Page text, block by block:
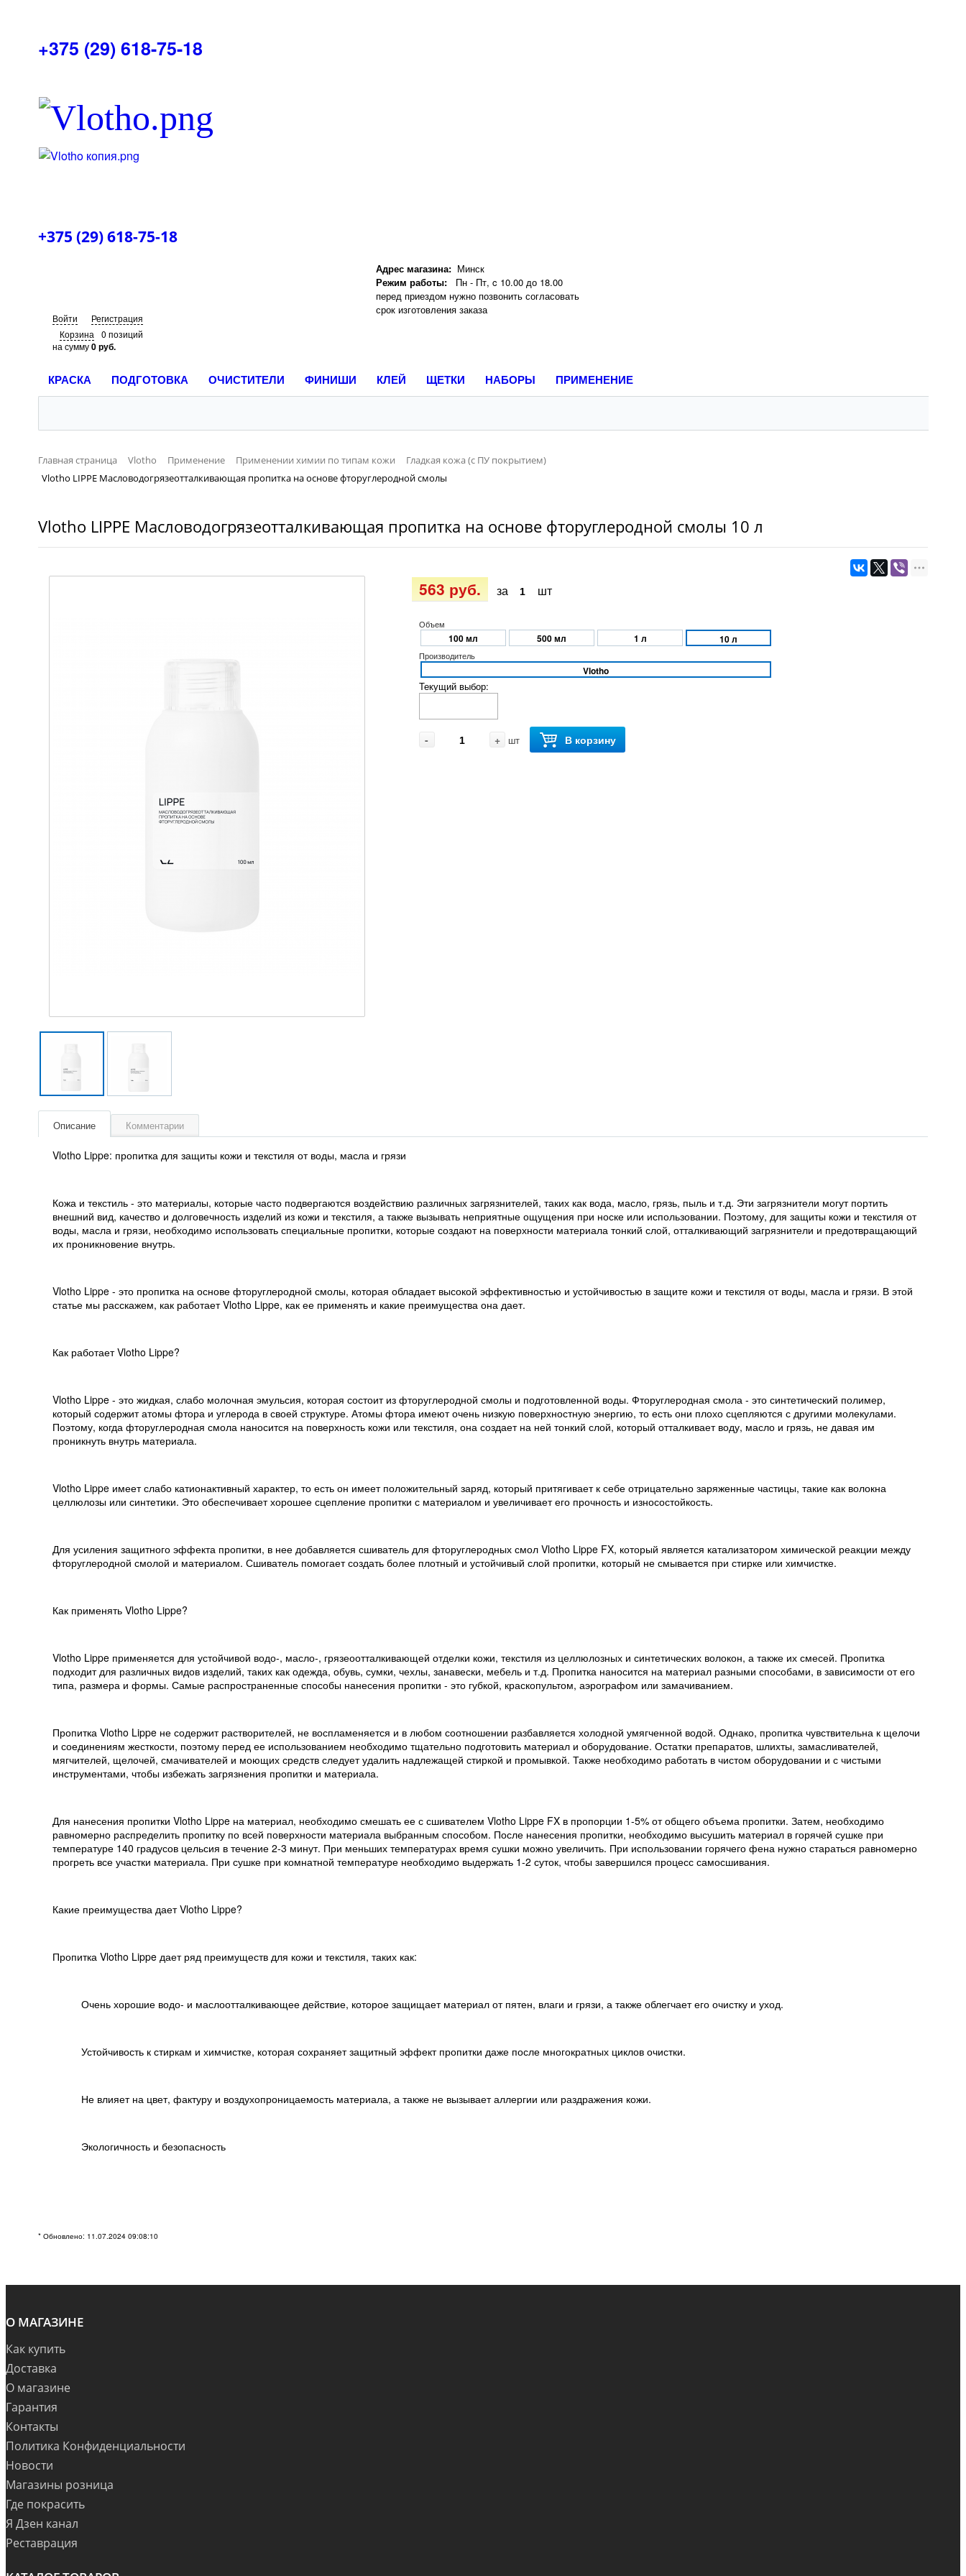
+375 (29) 618-75-18
+375 (29) 618-75-18
Адрес магазина: Минск
Режим работы: Пн - Пт, c 10.00 до 18.00
перед приездом нужно позвонить согласовать
срок изготовления заказа
Войти
Регистрация
Корзина
0 позиций
на сумму0 руб.
КРАСКА ПОДГОТОВКА ОЧИСТИТЕЛИ ФИНИШИ КЛЕЙ ЩЕТКИ НАБОРЫ ПРИМЕНЕНИЕ
Главная страница Vlotho Применение Применении химии по типам кожи
Гладкая кожа (с ПУ покрытием)
Vlotho LIPPE Масловодогрязеотталкивающая пропитка на основе фторуглеродной смолы
Vlotho LIPPE Масловодогрязеотталкивающая пропитка на основе фторуглеродной смолы 10 л
563 руб. за шт
Объем
100 мл 500 мл 1 л 10 л
Производитель
Vlotho
Текущий выбор:
- + шт В корзину
Описание Комментарии
Vlotho Lippe: пропитка для защиты кожи и текстиля от воды, масла и грязи
Кожа и текстиль - это материалы, которые часто подвергаются воздействию различных загрязнителей, таких как вода, масло, грязь, пыль и т.д. Эти загрязнители могут портить
внешний вид, качество и долговечность изделий из кожи и текстиля, а также вызывать неприятные ощущения при носке или использовании. Поэтому, для защиты кожи и текстиля от
воды, масла и грязи, необходимо использовать специальные пропитки, которые создают на поверхности материала тонкий слой, отталкивающий загрязнители и предотвращающий
их проникновение внутрь.
Vlotho Lippe - это пропитка на основе фторуглеродной смолы, которая обладает высокой эффективностью и устойчивостью в защите кожи и текстиля от воды, масла и грязи. В этой
статье мы расскажем, как работает Vlotho Lippe, как ее применять и какие преимущества она дает.
Как работает Vlotho Lippe?
Vlotho Lippe - это жидкая, слабо молочная эмульсия, которая состоит из фторуглеродной смолы и подготовленной воды. Фторуглеродная смола - это синтетический полимер,
который содержит атомы фтора и углерода в своей структуре. Атомы фтора имеют очень низкую поверхностную энергию, то есть они плохо сцепляются с другими молекулами.
Поэтому, когда фторуглеродная смола наносится на поверхность кожи или текстиля, она создает на ней тонкий слой, который отталкивает воду, масло и грязь, не давая им
проникнуть внутрь материала.
Vlotho Lippe имеет слабо катионактивный характер, то есть он имеет положительный заряд, который притягивает к себе отрицательно заряженные частицы, такие как волокна
целлюлозы или синтетики. Это обеспечивает хорошее сцепление пропитки с материалом и увеличивает его прочность и износостойкость.
Для усиления защитного эффекта пропитки, в нее добавляется сшиватель для фторуглеродных смол Vlotho Lippe FX, который является катализатором химической реакции между
фторуглеродной смолой и материалом. Сшиватель помогает создать более плотный и устойчивый слой пропитки, который не смывается при стирке или химчистке.
Как применять Vlotho Lippe?
Vlotho Lippe применяется для устойчивой водо-, масло-, грязеоотталкивающей отделки кожи, текстиля из целлюлозных и синтетических волокон, а также их смесей. Пропитка
подходит для различных видов изделий, таких как одежда, обувь, сумки, чехлы, занавески, мебель и т.д. Пропитка наносится на материал разными способами, в зависимости от его
типа, размера и формы. Самые распространенные способы нанесения пропитки - это губкой, краскопультом, аэрографом или замачиванием.
Пропитка Vlotho Lippe не содержит растворителей, не воспламеняется и в любом соотношении разбавляется холодной умягченной водой. Однако, пропитка чувствительна к щелочи
и соединениям жесткости, поэтому перед ее использованием необходимо тщательно подготовить материал и оборудование. Остатки препаратов, шлихты, замасливателей,
мягчителей, щелочей, смачивателей и моющих средств следует удалить надлежащей стиркой и промывкой. Также необходимо работать в чистом оборудовании и с чистыми
инструментами, чтобы избежать загрязнения пропитки и материала.
Для нанесения пропитки Vlotho Lippe на материал, необходимо смешать ее с сшивателем Vlotho Lippe FX в пропорции 1-5% от общего объема пропитки. Затем, необходимо
равномерно распределить пропитку по всей поверхности материала выбранным способом. После нанесения пропитки, необходимо высушить материал в горячей сушке при
температуре 140 градусов цельсия в течение 2-3 минут. При меньших температурах время сушки можно увеличить. При использовании горячего фена нужно стараться равномерно
прогреть все участки материала. При сушке при комнатной температуре необходимо выдержать 1-2 суток, чтобы завершился процесс самосшивания.
Какие преимущества дает Vlotho Lippe?
Пропитка Vlotho Lippe дает ряд преимуществ для кожи и текстиля, таких как:
Очень хорошие водо- и маслоотталкивающее действие, которое защищает материал от пятен, влаги и грязи, а также облегчает его очистку и уход.
Устойчивость к стиркам и химчистке, которая сохраняет защитный эффект пропитки даже после многократных циклов очистки.
Не влияет на цвет, фактуру и воздухопроницаемость материала, а также не вызывает аллергии или раздражения кожи.
Экологичность и безопасность
* Обновлено: 11.07.2024 09:08:10
О МАГАЗИНЕ
Как купить
Доставка
О магазине
Гарантия
Контакты
Политика Конфиденциальности
Новости
Магазины розница
Где покрасить
Я Дзен канал
Реставрация